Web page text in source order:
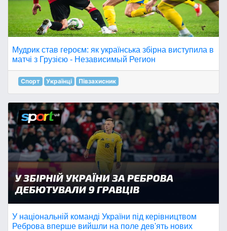
Мудрик став героєм: як українська збірна виступила в
матчі з Грузією - Независимый Регион
Спорт Українці Півзахисник
У національній команді України під керівництвом
Реброва вперше вийшли на поле дев'ять нових